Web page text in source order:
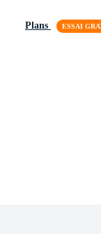
Plans